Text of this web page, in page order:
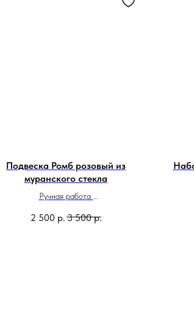
Подвеска Ромб розовый из
муранского стекла
Ручная работа
Сделано в Италии
2 500 р.3 500 р.